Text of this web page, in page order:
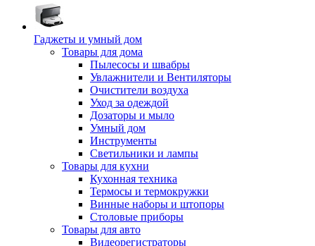
Гаджеты и умный дом
Товары для дома
Пылесосы и швабры
Увлажнители и Вентиляторы
Очистители воздуха
Уход за одеждой
Дозаторы и мыло
Умный дом
Инструменты
Светильники и лампы
Товары для кухни
Кухонная техника
Термосы и термокружки
Винные наборы и штопоры
Столовые приборы
Товары для авто
Видеорегистраторы